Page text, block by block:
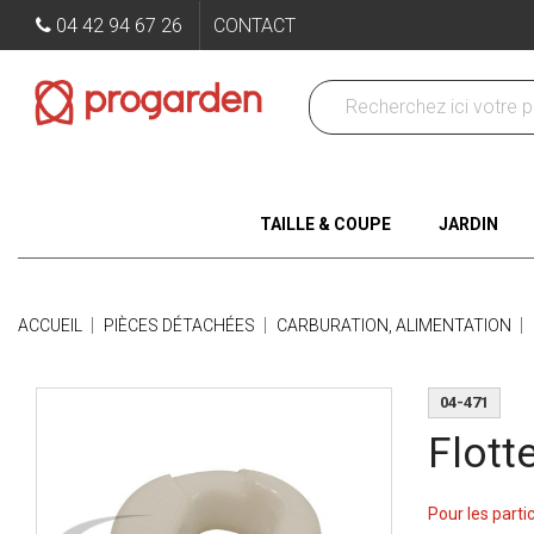
04 42 94 67 26 CONTACT
TAILLE & COUPE JARDIN
ACCUEIL PIÈCES DÉTACHÉES CARBURATION, ALIMENTATION
04-471
Pour les